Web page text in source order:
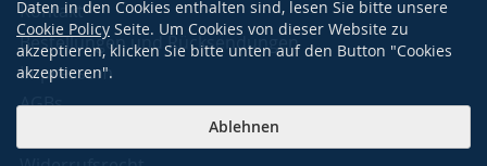
Kontakt
Bestellungen und Rücksendungen
Impressum
AGBs
Daten in den Cookies enthalten sind, lesen Sie bitte unsere
Cookie Policy Seite. Um Cookies von dieser Website zu
akzeptieren, klicken Sie bitte unten auf den Button "Cookies
akzeptieren".
Ablehnen